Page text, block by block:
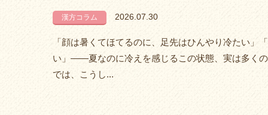
漢方コラム 2026.07.30
「顔は暑くてほてるのに、足先はひんやり冷たい
い」――夏なのに冷えを感じるこの状態、実は多く
では、こうし...